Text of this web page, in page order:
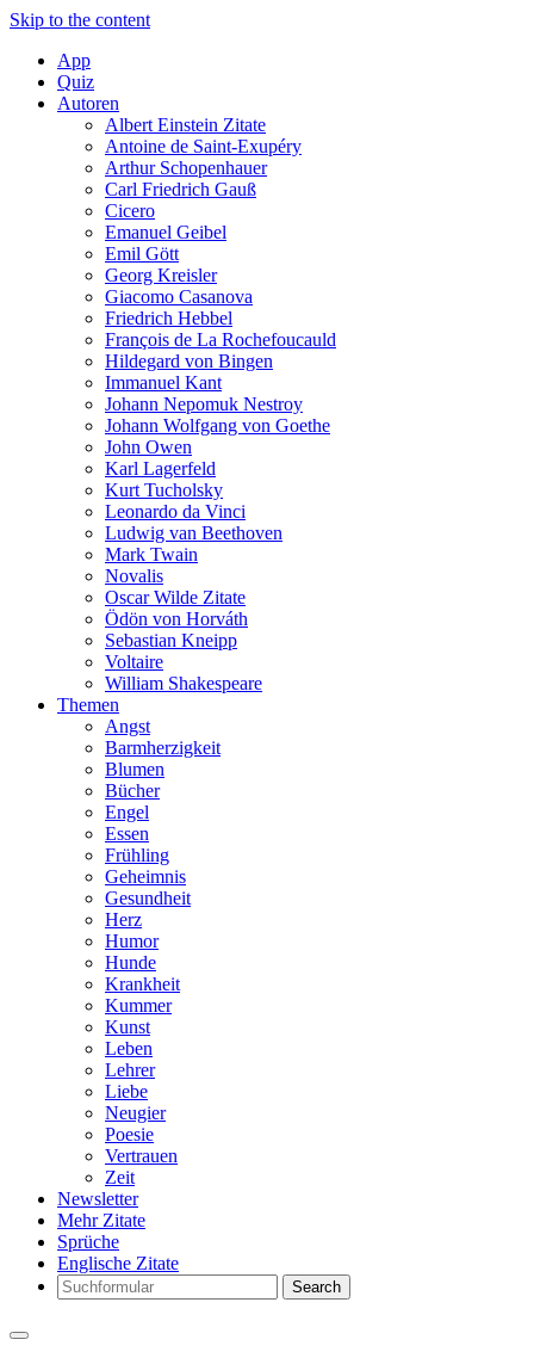
Skip to the content
App
Quiz
Autoren
Albert Einstein Zitate
Antoine de Saint-Exupéry
Arthur Schopenhauer
Carl Friedrich Gauß
Cicero
Emanuel Geibel
Emil Gött
Georg Kreisler
Giacomo Casanova
Friedrich Hebbel
François de La Rochefoucauld
Hildegard von Bingen
Immanuel Kant
Johann Nepomuk Nestroy
Johann Wolfgang von Goethe
John Owen
Karl Lagerfeld
Kurt Tucholsky
Leonardo da Vinci
Ludwig van Beethoven
Mark Twain
Novalis
Oscar Wilde Zitate
Ödön von Horváth
Sebastian Kneipp
Voltaire
William Shakespeare
Themen
Angst
Barmherzigkeit
Blumen
Bücher
Engel
Essen
Frühling
Geheimnis
Gesundheit
Herz
Humor
Hunde
Krankheit
Kummer
Kunst
Leben
Lehrer
Liebe
Neugier
Poesie
Vertrauen
Zeit
Newsletter
Mehr Zitate
Sprüche
Englische Zitate
Search